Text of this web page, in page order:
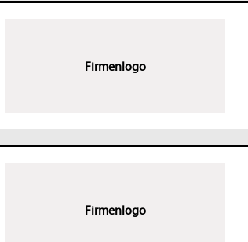
Firmenlogo
Firmenlogo